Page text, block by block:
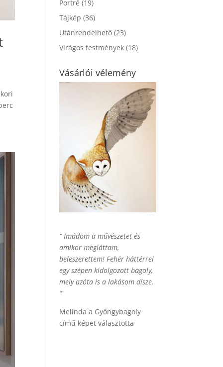
Portré (19)
Tájkép (36)
Utánrendelhető (23)
Virágos festmények (18)
Vásárlói vélemény
” Imádom a művészetet és
amikor megláttam,
beleszerettem! Fehér háttérrel
egy szépen kidolgozott bagoly,
mely azóta is a lakásom dísze.
“
Melinda a Gyöngybagoly
című képet választotta